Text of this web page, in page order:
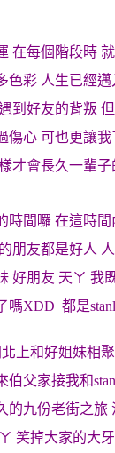
在每個階段時
色彩 人生已經
到好友的背叛
傷心 可也更讓
才會長久一輩
時間囉 在這時
朋友都是好人
好朋友 天ㄚ 我
嗎XDD 都是
上和好姐妹相
伯父家接我和
的九份老街之旅
笑掉大家的大